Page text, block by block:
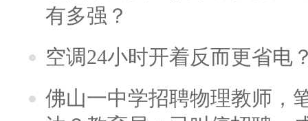
有多强？
空调24小时开着反而更省电
佛山一中学招聘物理教师，